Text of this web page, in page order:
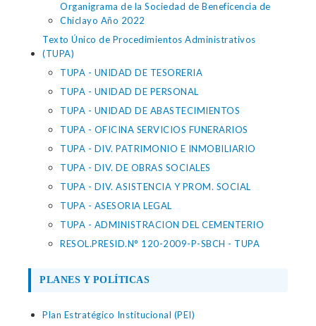
Organigrama de la Sociedad de Beneficencia de
Chiclayo Año 2022
Texto Único de Procedimientos Administrativos
(TUPA)
TUPA - UNIDAD DE TESORERIA
TUPA - UNIDAD DE PERSONAL
TUPA - UNIDAD DE ABASTECIMIENTOS
TUPA - OFICINA SERVICIOS FUNERARIOS
TUPA - DIV. PATRIMONIO E INMOBILIARIO
TUPA - DIV. DE OBRAS SOCIALES
TUPA - DIV. ASISTENCIA Y PROM. SOCIAL
TUPA - ASESORIA LEGAL
TUPA - ADMINISTRACION DEL CEMENTERIO
RESOL.PRESID.N° 120-2009-P-SBCH - TUPA
PLANES Y POLÍTICAS
Plan Estratégico Institucional (PEI)